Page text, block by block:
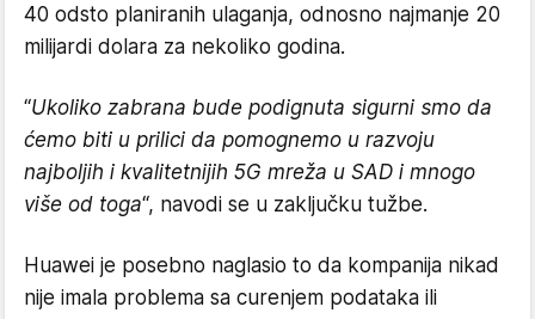
40 odsto planiranih ulaganja, odnosno najmanje 20
milijardi dolara za nekoliko godina.
“Ukoliko zabrana bude podignuta sigurni smo da
ćemo biti u prilici da pomognemo u razvoju
najboljih i kvalitetnijih 5G mreža u SAD i mnogo
više od toga“, navodi se u zaključku tužbe.
Huawei je posebno naglasio to da kompanija nikad
nije imala problema sa curenjem podataka ili